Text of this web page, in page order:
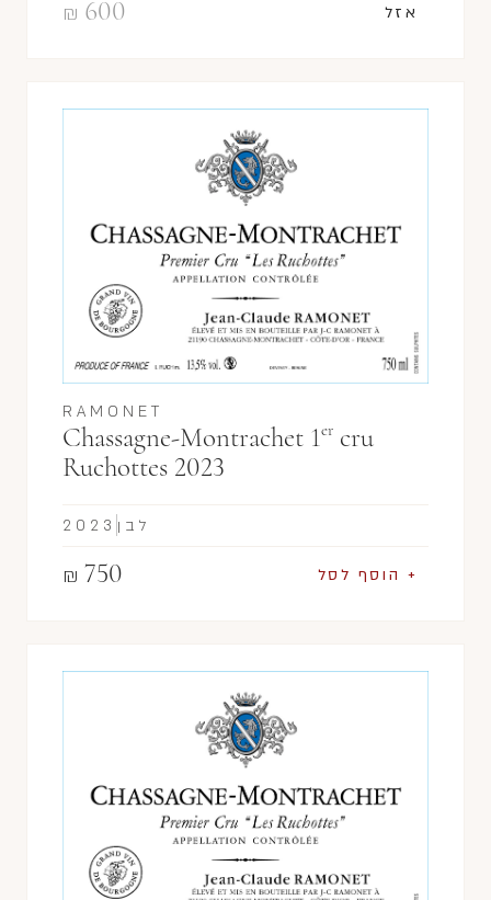
₪ 600 אזל
RAMONET
Chassagne-Montrachet 1er cru
Ruchottes 2023
₪ 750 + הוסף לסל
2023 לבן